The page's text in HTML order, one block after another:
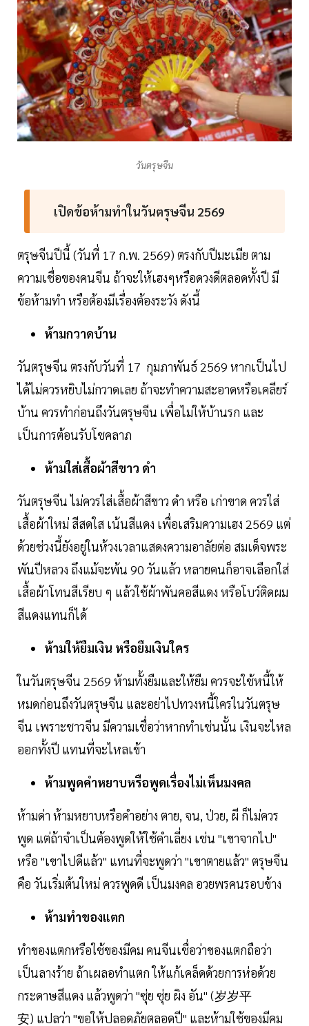
วันตรุษจีน
เปิดข้อห้ามทำในวันตรุษจีน 2569
ตรุษจีนปีนี้ (วันที่ 17 ก.พ. 2569) ตรงกับปีมะเมีย ตาม
ความเชื่อของคนจีน ถ้าจะให้เฮงๆหรือดวงดีตลอดทั้งปี มี
ข้อห้ามทำ หรือต้องมีเรื่องต้องระวัง ดังนี้
ห้ามกวาดบ้าน
วันตรุษจีน ตรงกับวันที่ 17 กุมภาพันธ์ 2569 หากเป็นไป
ได้ไม่ควรหยิบไม่กวาดเลย ถ้าจะทำความสะอาดหรือเคลียร์
บ้าน ควรทำก่อนถึงวันตรุษจีน เพื่อไม่ให้บ้านรก และ
เป็นการต้อนรับโชคลาภ
ห้ามใส่เสื้อผ้าสีขาว ดำ
วันตรุษจีน ไม่ควรใส่เสื้อผ้าสีขาว ดำ หรือ เก่าขาด ควรใส่
เสื้อผ้าใหม่ สีสดใส เน้นสีแดง เพื่อเสริมความเฮง 2569 แต่
ด้วยช่วงนี้ยังอยู่ในห้วงเวลาแสดงความอาลัยต่อ สมเด็จพระ
พันปีหลวง ถึงแม้จะพ้น 90 วันแล้ว หลายคนก็อาจเลือกใส่
เสื้อผ้าโทนสีเรียบ ๆ แล้วใช้ผ้าพันคอสีแดง หรือโบว์ติดผม
สีแดงแทนก็ได้
ห้ามให้ยืมเงิน หรือยืมเงินใคร
ในวันตรุษจีน 2569 ห้ามทั้งยืมและให้ยืม ควรจะใช้หนี้ให้
หมดก่อนถึงวันตรุษจีน และอย่าไปทวงหนี้ใครในวันตรุษ
จีน เพราะชาวจีน มีความเชื่อว่าหากทำเช่นนั้น เงินจะไหล
ออกทั้งปี แทนที่จะไหลเข้า
ห้ามพูดคำหยาบหรือพูดเรื่องไม่เห็นมงคล
ห้ามด่า ห้ามหยาบหรือคำอย่าง ตาย, จน, ป่วย, ผี ก็ไม่ควร
พูด แต่ถ้าจำเป็นต้องพูดให้ใช้คำเลี่ยง เช่น "เขาจากไป"
หรือ "เขาไปดีแล้ว" แทนที่จะพูดว่า "เขาตายแล้ว" ตรุษจีน
คือ วันเริ่มต้นใหม่ ควรพูดดี เป็นมงคล อวยพรคนรอบข้าง
ห้ามทำของแตก
ทำของแตกหรือใช้ของมีคม คนจีนเชื่อว่าของแตกถือว่า
เป็นลางร้าย ถ้าเผลอทำแตก ให้แก้เคล็ดด้วยการห่อด้วย
กระดาษสีแดง แล้วพูดว่า "ซุ่ย ซุ่ย ผิง อัน" (岁岁平
安) แปลว่า "ขอให้ปลอดภัยตลอดปี" และห้ามใช้ของมีคม